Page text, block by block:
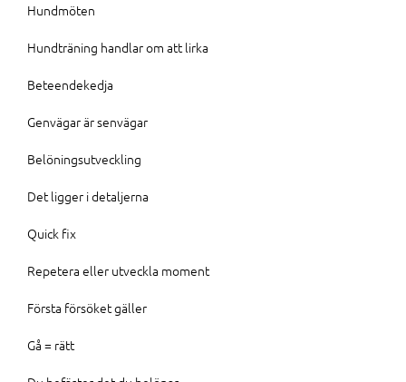
Hundmöten
Hundträning handlar om att lirka
Beteendekedja
Genvägar är senvägar
Belöningsutveckling
Det ligger i detaljerna
Quick fix
Repetera eller utveckla moment
Första försöket gäller
Gå = rätt